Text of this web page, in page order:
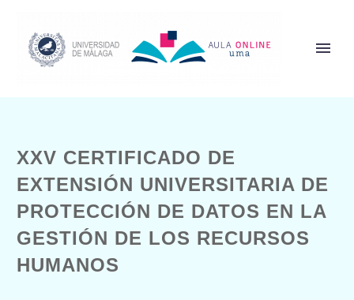
XXV CERTIFICADO DE
EXTENSIÓN UNIVERSITARIA DE
PROTECCIÓN DE DATOS EN LA
GESTIÓN DE LOS RECURSOS
HUMANOS